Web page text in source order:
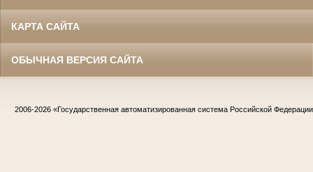
КАРТА САЙТА
ОБЫЧНАЯ ВЕРСИЯ САЙТА
2006-2026 «Государственная автоматизированная система Российской